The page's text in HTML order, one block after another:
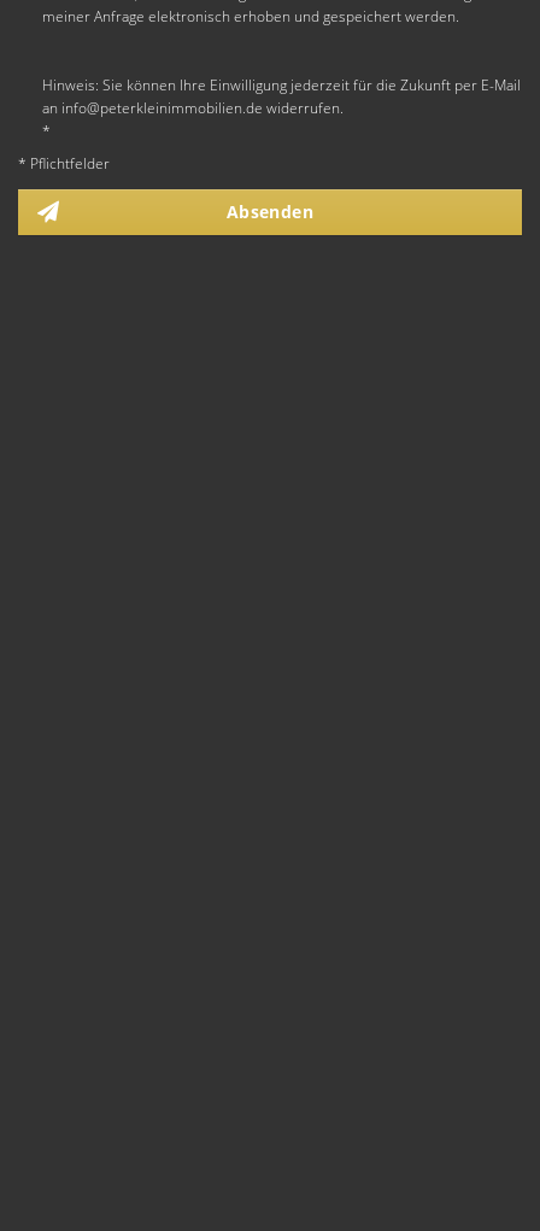
meiner Anfrage elektronisch erhoben und gespeichert werden.
Hinweis: Sie können Ihre Einwilligung jederzeit für die Zukunft per E-Mail
an info@peterkleinimmobilien.de widerrufen.
*
* Pflichtfelder
Absenden